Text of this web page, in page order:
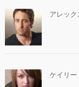
アレック
ケイリー